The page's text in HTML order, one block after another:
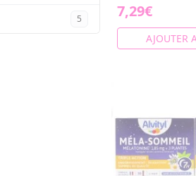
5 7,29€
AJOUTER